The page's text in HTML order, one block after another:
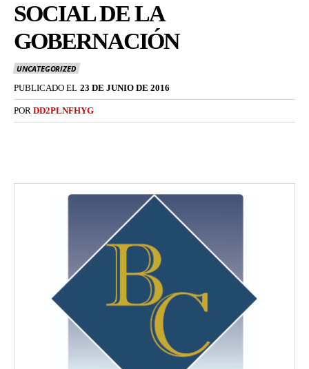
SOCIAL DE LA
GOBERNACIÓN
UNCATEGORIZED
PUBLICADO EL 23 DE JUNIO DE 2016
POR DD2PLNFHYG